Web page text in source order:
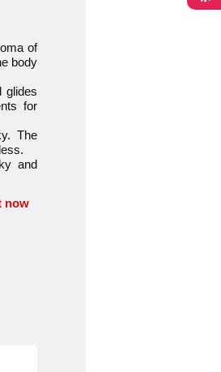
of
body
glides
for
The
and
now